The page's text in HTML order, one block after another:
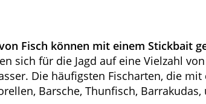
Fisch können mit einem Stickbait
sich für die Jagd auf eine Vielzahl
Die häufigsten Fischarten, die
Barsche, Thunfisch, Barrakudas,